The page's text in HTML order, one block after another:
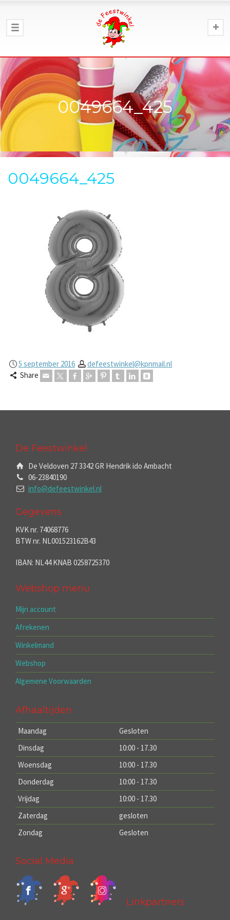
0049664_425
0049664_425
5 september 2016
defeestwinkel@kpnmail.nl
Share
De Feestwinkel
De Veldoven 27 3342 GR Hendrik ido Ambacht
06-23840190
info@defeestwinkel.nl
Gegevens
KVK nr. 74068776
BTW nr. NL001523162B43
IBAN: NL44 KNAB 0258725370
Webshop menu
Mijn account
Afrekenen
Winkelmand
Webshop
Algemene Voorwaarden
Afhaaltijden
Maandag
Gesloten
Dinsdag
10:00 - 17.30
Woensdag
10:00 - 17.30
Donderdag
10:00 - 17.30
Vrijdag
10:00 - 17.30
Zaterdag
gesloten
Zondag
Gesloten
Social Media
Linkpartners